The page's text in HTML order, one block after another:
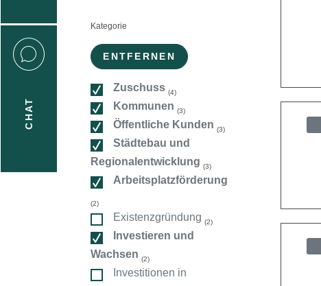
CHAT
Kategorie
ENTFERNEN
Zuschuss (4)
Kommunen (3)
Öffentliche Kunden (3)
Städtebau und
Regionalentwicklung (3)
Arbeitsplatzförderung
(2)
Existenzgründung (2)
Investieren und
Wachsen (2)
Investitionen in